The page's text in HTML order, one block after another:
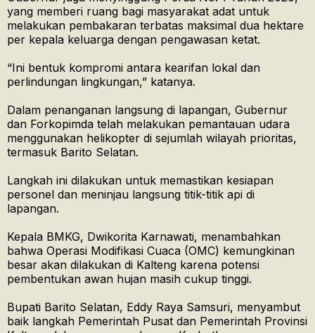
yang memberi ruang bagi masyarakat adat untuk
melakukan pembakaran terbatas maksimal dua hektare
per kepala keluarga dengan pengawasan ketat.
“Ini bentuk kompromi antara kearifan lokal dan
perlindungan lingkungan,” katanya.
Dalam penanganan langsung di lapangan, Gubernur
dan Forkopimda telah melakukan pemantauan udara
menggunakan helikopter di sejumlah wilayah prioritas,
termasuk Barito Selatan.
Langkah ini dilakukan untuk memastikan kesiapan
personel dan meninjau langsung titik-titik api di
lapangan.
Kepala BMKG, Dwikorita Karnawati, menambahkan
bahwa Operasi Modifikasi Cuaca (OMC) kemungkinan
besar akan dilakukan di Kalteng karena potensi
pembentukan awan hujan masih cukup tinggi.
Bupati Barito Selatan, Eddy Raya Samsuri, menyambut
baik langkah Pemerintah Pusat dan Pemerintah Provinsi